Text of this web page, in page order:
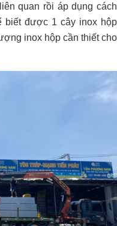
quan rồi áp dụng cách
được 1 cây inox hộp
inox hộp cần thiết cho